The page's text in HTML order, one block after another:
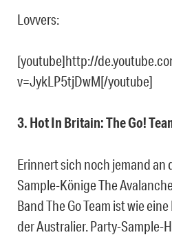
Lovvers:
[youtube]http://
v=JykLP5tjDwM[/youtube]
3. Hot In Britain: The Go!
Erinnert sich noch jemand an
Sample-Könige The
Band The Go Team ist wie
der Australier. Party-Sample-